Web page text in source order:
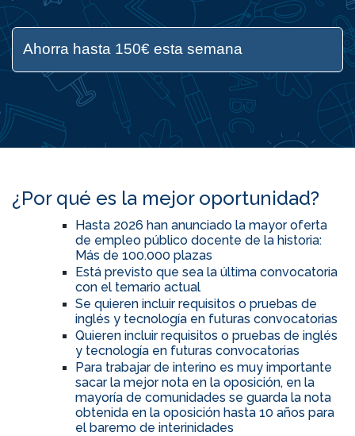
Ahorra hasta 150€ esta semana
¿Por qué es la mejor oportunidad?
Hasta 2026 han anunciado la mayor oferta
de empleo público docente de la historia:
Más de 100.000 plazas
Está previsto que sea la última convocatoria
con el temario actual
Se quieren incluir requisitos o pruebas de
inglés y tecnología en futuras convocatorias
Quieren incluir requisitos o pruebas de inglés
y tecnología en futuras convocatorias
Para trabajar de interino es muy importante
sacar la mejor nota en la oposición, en la
mayoría de comunidades se guarda la nota
obtenida en la oposición hasta 10 años para
el baremo de interinidades